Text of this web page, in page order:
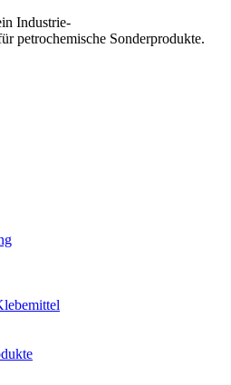
Industrie-
petrochemische Sonderprodukte.